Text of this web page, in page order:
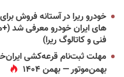
خودرو ریرا در آستانه فروش
های ایران خودرو معرفی شد
فنی و کاتالوگ ریرا)
مهلت ثبت‌نام قرعه‌کشی
بهمن‌موتور — بهمن ۱۴۰۴